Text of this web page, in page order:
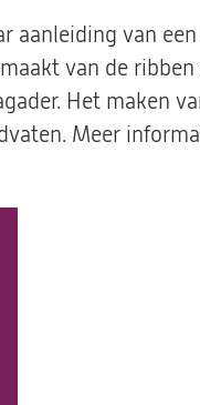
aanleiding van
van de
Het maken
Meer